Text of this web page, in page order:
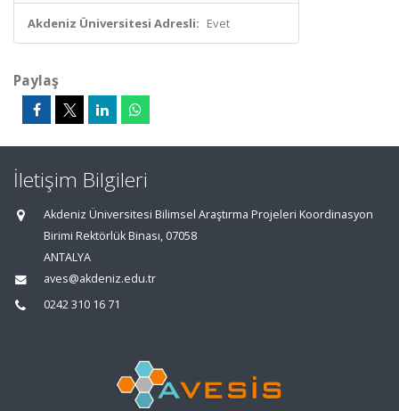
Akdeniz Üniversitesi Adresli: Evet
Paylaş
İletişim Bilgileri
Akdeniz Üniversitesi Bilimsel Araştırma Projeleri Koordinasyon
Birimi Rektörlük Binası, 07058
ANTALYA
aves@akdeniz.edu.tr
0242 310 16 71